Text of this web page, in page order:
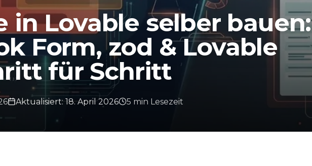
in Lovable selber bauen:
Form, zod & Lovable
für Schritt
Aktualisiert: 18. April 2026 5 min Lesezeit